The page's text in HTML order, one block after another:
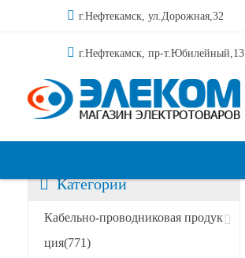
г.Нефтекамск, ул.Дорожная,32
г.Нефтекамск, пр-т.Юбилейный,13
Категории
Кабельно-проводниковая продук
ция(771)